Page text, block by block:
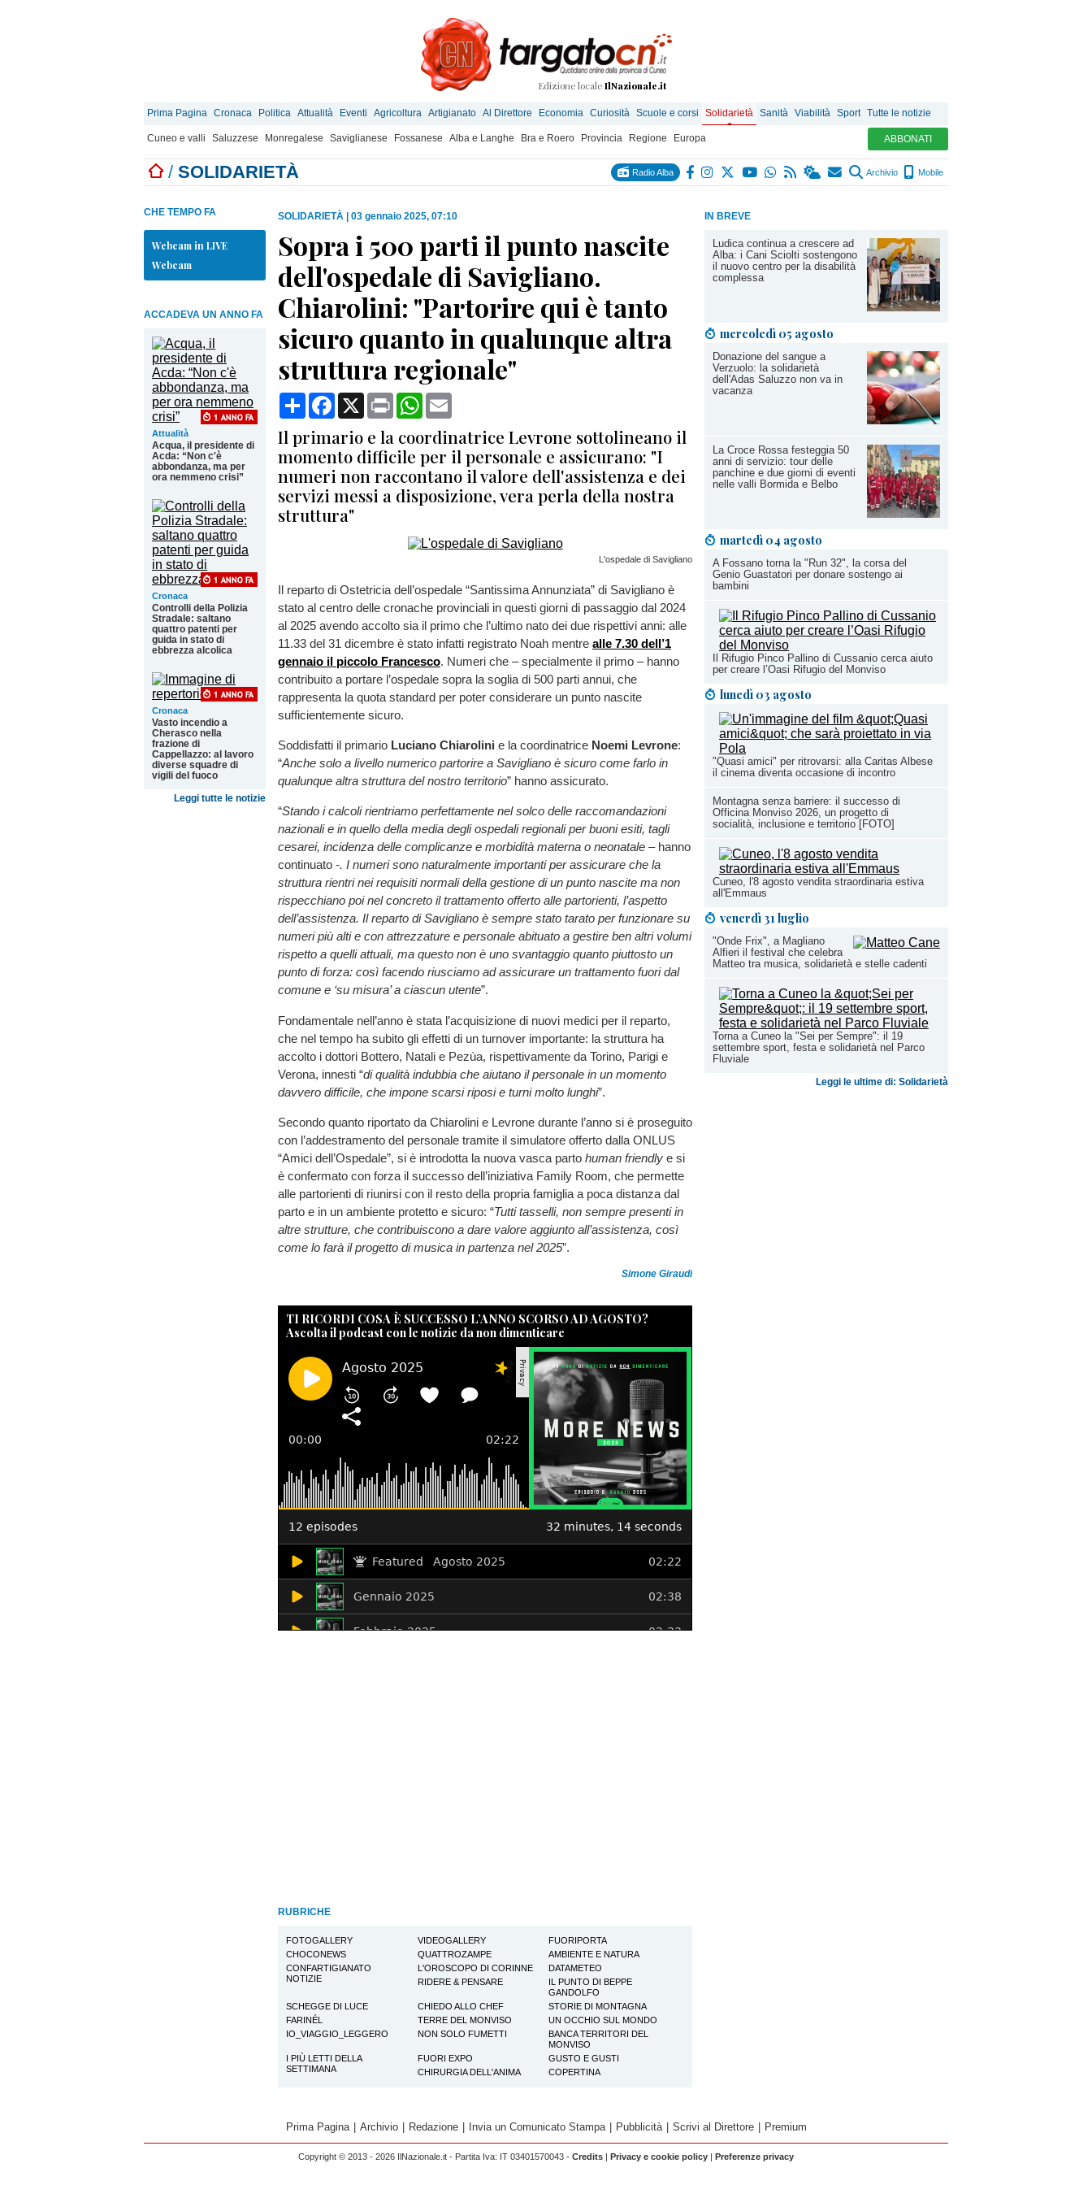
Edizione locale IlNazionale.it
Prima Pagina Cronaca Politica Attualità Eventi Agricoltura Artigianato Al Direttore Economia Curiosità Scuole e corsi Solidarietà Sanità Viabilità Sport Tutte le notizie
Cuneo e valli Saluzzese Monregalese Saviglianese Fossanese Alba e Langhe Bra e Roero Provincia Regione Europa ABBONATI
/ SOLIDARIETÀ Radio Alba Archivio Mobile
IN BREVE
Ludica continua a crescere ad
Alba: i Cani Sciolti sostengono
il nuovo centro per la disabilità
complessa
mercoledì 05 agosto
Donazione del sangue a
Verzuolo: la solidarietà
dell'Adas Saluzzo non va in
vacanza
La Croce Rossa festeggia 50
anni di servizio: tour delle
panchine e due giorni di eventi
nelle valli Bormida e Belbo
martedì 04 agosto
A Fossano torna la "Run 32", la corsa del
Genio Guastatori per donare sostengo ai
bambini
Il Rifugio Pinco Pallino di Cussanio cerca aiuto
per creare l’Oasi Rifugio del Monviso
lunedì 03 agosto
"Quasi amici" per ritrovarsi: alla Caritas Albese
il cinema diventa occasione di incontro
Montagna senza barriere: il successo di
Officina Monviso 2026, un progetto di
socialità, inclusione e territorio [FOTO]
Cuneo, l'8 agosto vendita straordinaria estiva
all'Emmaus
venerdì 31 luglio
"Onde Frix", a Magliano
Alfieri il festival che celebra
Matteo tra musica, solidarietà e stelle cadenti
Torna a Cuneo la "Sei per Sempre": il 19
settembre sport, festa e solidarietà nel Parco
Fluviale
Leggi le ultime di: Solidarietà
CHE TEMPO FA
Webcam in LIVE
Webcam
ACCADEVA UN ANNO FA
Attualità
Acqua, il presidente di
Acda: “Non c'è
abbondanza, ma per
ora nemmeno crisi”
Cronaca
Controlli della Polizia
Stradale: saltano
quattro patenti per
guida in stato di
ebbrezza alcolica
Cronaca
Vasto incendio a
Cherasco nella
frazione di
Cappellazzo: al lavoro
diverse squadre di
vigili del fuoco
Leggi tutte le notizie
SOLIDARIETÀ 03 gennaio 2025, 07:10
Sopra i 500 parti il punto nascite
dell'ospedale di Savigliano.
Chiarolini: "Partorire qui è tanto
sicuro quanto in qualunque altra
struttura regionale"
CondividiFacebook
X Print WhatsApp
Il primario e la coordinatrice Levrone sottolineano il
momento difficile per il personale e assicurano: "I
numeri non raccontano il valore dell'assistenza e dei
servizi messi a disposizione, vera perla della nostra
struttura"
L'ospedale di Savigliano
Il reparto di Ostetricia dell’ospedale “Santissima Annunziata” di Savigliano è
stato al centro delle cronache provinciali in questi giorni di passaggio dal 2024
al 2025 avendo accolto sia il primo che l’ultimo nato dei due rispettivi anni: alle
11.33 del 31 dicembre è stato infatti registrato Noah mentre alle 7.30 dell’1
gennaio il piccolo Francesco. Numeri che – specialmente il primo – hanno
contribuito a portare l’ospedale sopra la soglia di 500 parti annui, che
rappresenta la quota standard per poter considerare un punto nascite
sufficientemente sicuro.
Soddisfatti il primario Luciano Chiarolini e la coordinatrice Noemi Levrone:
“Anche solo a livello numerico partorire a Savigliano è sicuro come farlo in
qualunque altra struttura del nostro territorio” hanno assicurato.
“Stando i calcoli rientriamo perfettamente nel solco delle raccomandazioni
nazionali e in quello della media degli ospedali regionali per buoni esiti, tagli
cesarei, incidenza delle complicanze e morbidità materna o neonatale – hanno
continuato -. I numeri sono naturalmente importanti per assicurare che la
struttura rientri nei requisiti normali della gestione di un punto nascite ma non
rispecchiano poi nel concreto il trattamento offerto alle partorienti, l’aspetto
dell’assistenza. Il reparto di Savigliano è sempre stato tarato per funzionare su
numeri più alti e con attrezzature e personale abituato a gestire ben altri volumi
rispetto a quelli attuali, ma questo non è uno svantaggio quanto piuttosto un
punto di forza: così facendo riusciamo ad assicurare un trattamento fuori dal
comune e ‘su misura’ a ciascun utente”.
Fondamentale nell’anno è stata l’acquisizione di nuovi medici per il reparto,
che nel tempo ha subito gli effetti di un turnover importante: la struttura ha
accolto i dottori Bottero, Natali e Pezùa, rispettivamente da Torino, Parigi e
Verona, innesti “di qualità indubbia che aiutano il personale in un momento
davvero difficile, che impone scarsi riposi e turni molto lunghi”.
Secondo quanto riportato da Chiarolini e Levrone durante l’anno si è proseguito
con l’addestramento del personale tramite il simulatore offerto dalla ONLUS
“Amici dell’Ospedale”, si è introdotta la nuova vasca parto human friendly e si
è confermato con forza il successo dell’iniziativa Family Room, che permette
alle partorienti di riunirsi con il resto della propria famiglia a poca distanza dal
parto e in un ambiente protetto e sicuro: “Tutti tasselli, non sempre presenti in
altre strutture, che contribuiscono a dare valore aggiunto all’assistenza, così
come lo farà il progetto di musica in partenza nel 2025”.
Simone Giraudi
TI RICORDI COSA È SUCCESSO L’ANNO SCORSO AD AGOSTO?
Ascolta il podcast con le notizie da non dimenticare
RUBRICHE
FOTOGALLERY VIDEOGALLERY
FUORIPORTA
CHOCONEWS
QUATTROZAMPE
AMBIENTE E NATURA
CONFARTIGIANATO
NOTIZIE
L'OROSCOPO DI CORINNE
DATAMETEO
RIDERE & PENSARE
IL PUNTO DI BEPPE
GANDOLFO
SCHEGGE DI LUCE
CHIEDO ALLO CHEF
STORIE DI MONTAGNA
FARINÉL
TERRE DEL MONVISO
UN OCCHIO SUL MONDO
IO_VIAGGIO_LEGGERO
NON SOLO FUMETTI
BANCA TERRITORI DEL
MONVISO
I PIÙ LETTI DELLA
SETTIMANA
FUORI EXPO
GUSTO E GUSTI
CHIRURGIA DELL'ANIMA
COPERTINA
Prima Pagina Archivio Redazione Invia un Comunicato Stampa Pubblicità Scrivi al Direttore Premium
Copyright © 2013 - 2026 IlNazionale.it - Partita Iva: IT 03401570043 - Credits | Privacy e cookie policy | Preferenze privacy